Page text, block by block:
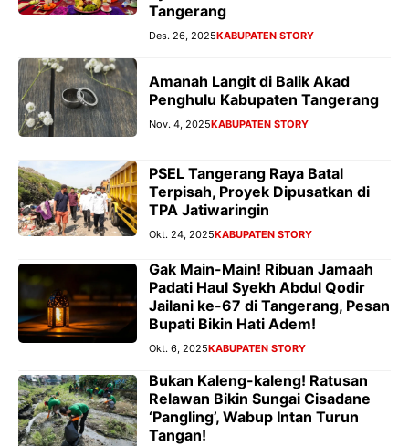
Tangerang
Des. 26, 2025KABUPATEN STORY
Amanah Langit di Balik Akad
Penghulu Kabupaten Tangerang
Nov. 4, 2025KABUPATEN STORY
PSEL Tangerang Raya Batal
Terpisah, Proyek Dipusatkan di
TPA Jatiwaringin
Okt. 24, 2025KABUPATEN STORY
Gak Main-Main! Ribuan Jamaah
Padati Haul Syekh Abdul Qodir
Jailani ke-67 di Tangerang, Pesan
Bupati Bikin Hati Adem!
Okt. 6, 2025KABUPATEN STORY
Bukan Kaleng-kaleng! Ratusan
Relawan Bikin Sungai Cisadane
‘Pangling’, Wabup Intan Turun
Tangan!